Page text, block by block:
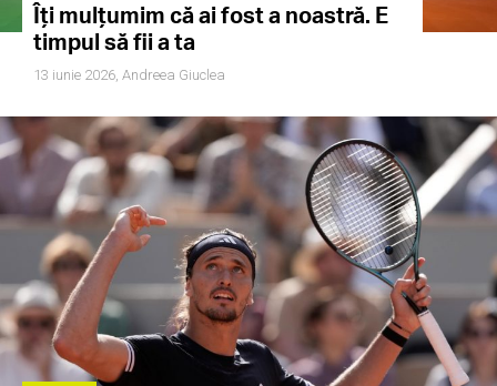
Îți mulțumim că ai fost a noastră. E
timpul să fii a ta
13 iunie 2026, Andreea Giuclea